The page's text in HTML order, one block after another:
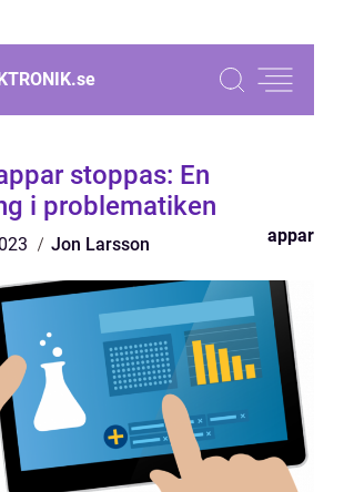
se
stoppas: En
i problematiken
Jon Larsson appar